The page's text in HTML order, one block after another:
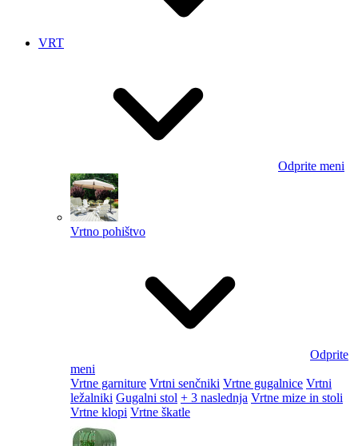
VRT
Odprite meni
Vrtno pohištvo
Odprite
meni
Vrtne garniture Vrtni senčniki Vrtne gugalnice Vrtni
ležalniki Gugalni stol + 3 naslednja Vrtne mize in stoli
Vrtne klopi Vrtne škatle